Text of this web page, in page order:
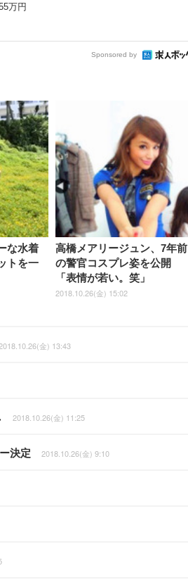
万円
Sponsored by
な水着
トを一
高橋メアリージュン、7年前
の警官コスプレ姿を公開
「表情が若い。笑」
2018.10.26(金) 15:02
2018.10.26(金) 13:43
2018.10.26(金) 11:25
決定 2018.10.26(金) 9:10